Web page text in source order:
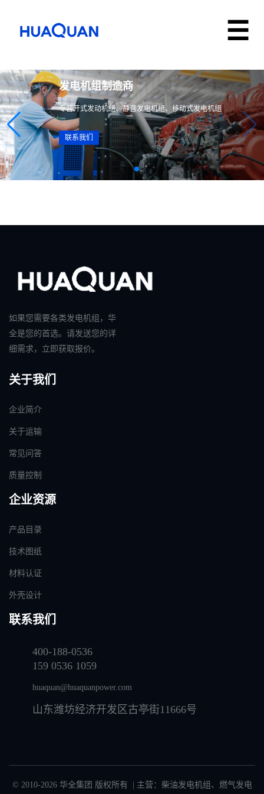
发电机组制造商
专营开式发动机组、静音发电机组、移动式发电机组
联系我们
如果您需要各类发电机组，华
全是您的首选。请发送您的详
细需求，立即获取报价。
关于我们
企业简介
关于运输
常见问答
质量控制
企业资源
产品目录
技术图纸
材料认证
外壳设计
联系我们
400-188-0536
159 0536 1059
huaquan@huaquanpower.com
山东潍坊经济开发区古亭街11666号
© 2010-2026 华全集团 版权所有 | 主营： 柴油发电机组 、 燃气发电